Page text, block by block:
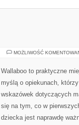
MOŻLIWOŚĆ
Wallaboo to praktyczne
myślą o opiekunach,
wskazówek dotyczących
się na tym, co w
dziecka jest naprawdę